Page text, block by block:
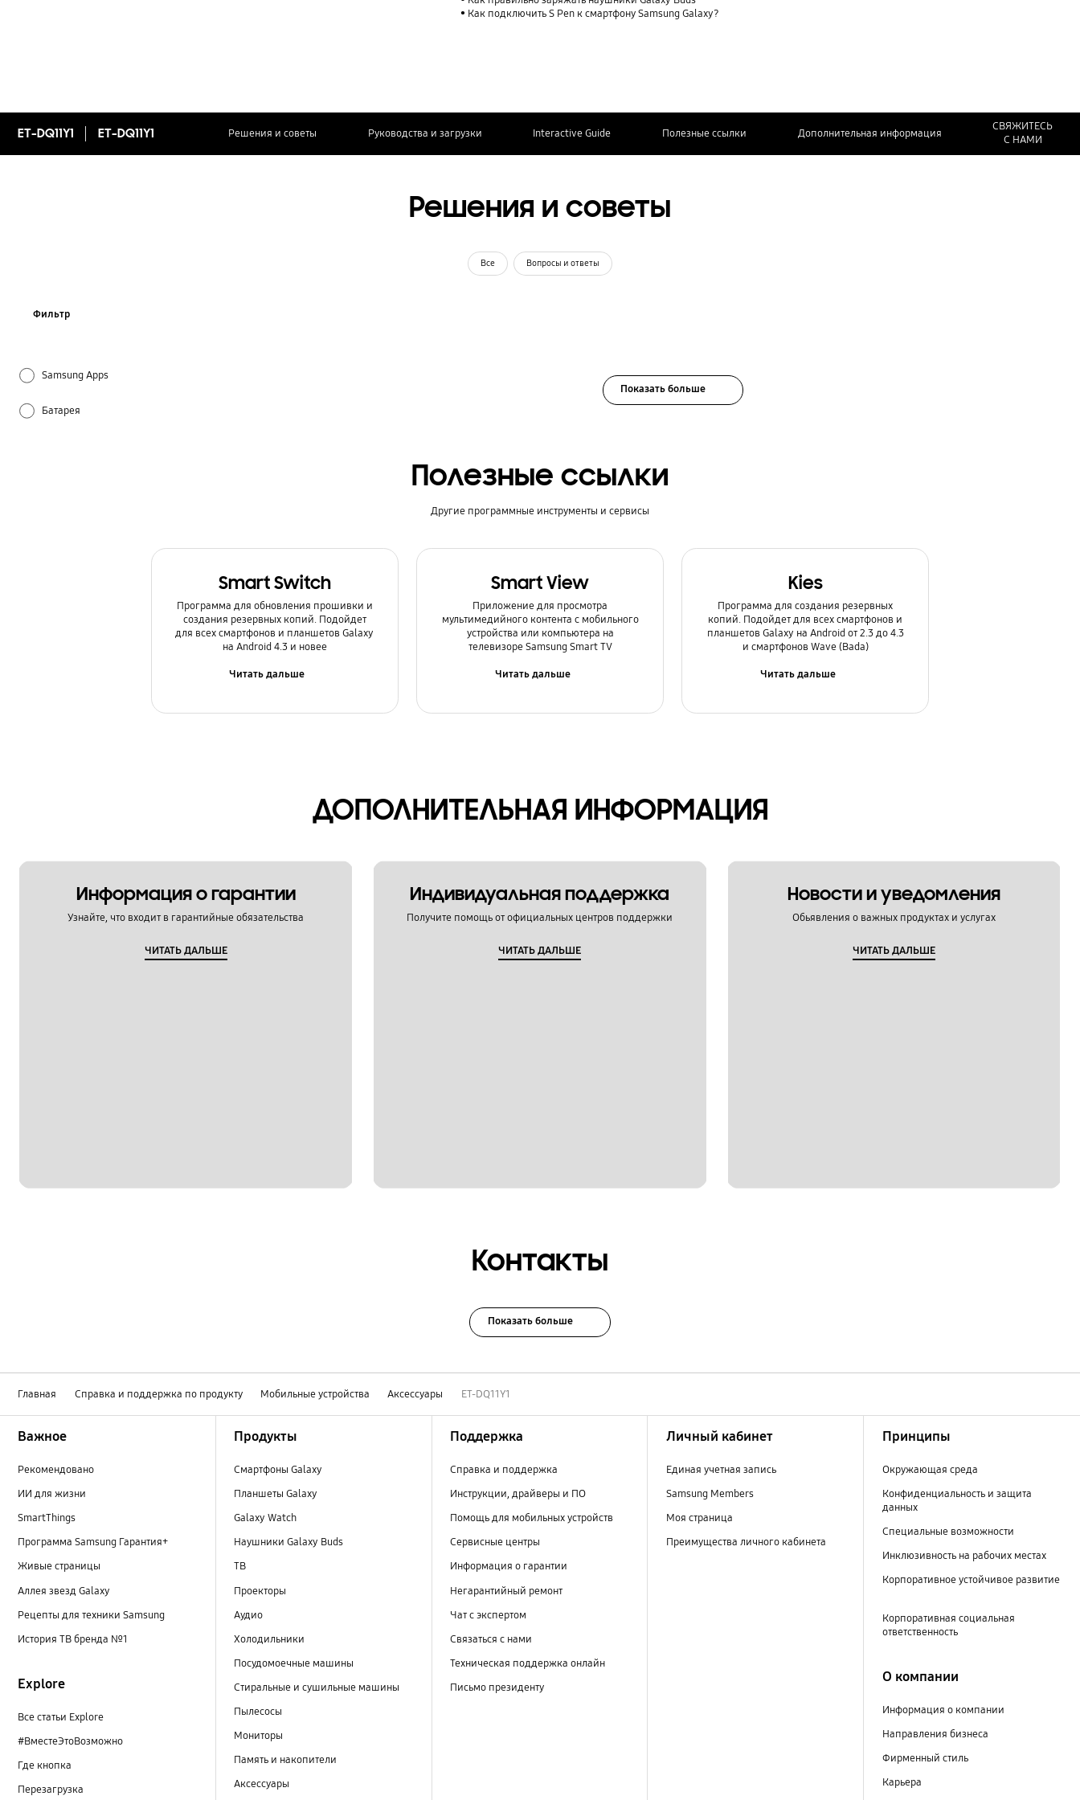
Как подключить S Pen к смартфону Samsung Galaxy?
ET-DQ11Y1 ET-DQ11Y1 Решения и советы Руководства и загрузки Interactive Guide Полезные ссылки Дополнительная информация
СВЯЖИТЕСЬ
С НАМИ
Решения и советы
Все Вопросы и ответы
Фильтр
Samsung Apps
Батарея
Показать больше
Полезные ссылки
Другие программные инструменты и сервисы
Smart Switch
Программа для обновления прошивки и
создания резервных копий. Подойдет
для всех смартфонов и планшетов Galaxy
на Android 4.3 и новее
Читать дальше
Smart View
Приложение для просмотра
мультимедийного контента с мобильного
устройства или компьютера на
телевизоре Samsung Smart TV
Читать дальше
Kies
Программа для создания резервных
копий. Подойдет для всех смартфонов и
планшетов Galaxy на Android от 2.3 до 4.3
и смартфонов Wave (Bada)
Читать дальше
ДОПОЛНИТЕЛЬНАЯ ИНФОРМАЦИЯ
Информация о гарантии
Узнайте, что входит в гарантийные обязательства
ЧИТАТЬ ДАЛЬШЕ
Индивидуальная поддержка
Получите помощь от официальных центров поддержки
ЧИТАТЬ ДАЛЬШЕ
Новости и уведомления
Обьявления о важных продуктах и услугах
ЧИТАТЬ ДАЛЬШЕ
Контакты
Показать больше
Главная Справка и поддержка по продукту Мобильные устройства Аксессуары ET-DQ11Y1
Важное
Рекомендовано
ИИ для жизни
SmartThings
Программа Samsung Гарантия+
Живые страницы
Аллея звезд Galaxy
Рецепты для техники Samsung
История ТВ бренда №1
Explore
Все статьи Explore
#ВместеЭтоВозможно
Где кнопка
Перезагрузка
Продукты
Смартфоны Galaxy
Планшеты Galaxy
Galaxy Watch
Наушники Galaxy Buds
ТВ
Проекторы
Аудио
Холодильники
Посудомоечные машины
Стиральные и сушильные машины
Пылесосы
Мониторы
Память и накопители
Аксессуары
Поддержка
Справка и поддержка
Инструкции, драйверы и ПО
Помощь для мобильных устройств
Сервисные центры
Информация о гарантии
Негарантийный ремонт
Чат с экспертом
Связаться с нами
Техническая поддержка онлайн
Письмо президенту
Личный кабинет
Единая учетная запись
Samsung Members
Моя страница
Преимущества личного кабинета
Принципы
Окружающая среда
Конфиденциальность и защита
данных
Специальные возможности
Инклюзивность на рабочих местах
Корпоративное устойчивое развитие
Корпоративная социальная
ответственность
О компании
Информация о компании
Направления бизнеса
Фирменный стиль
Карьера